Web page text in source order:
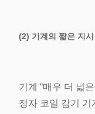
(2) 기계의 짧은 지시
기계 “매우 더 넓
정자 코일 감기 기